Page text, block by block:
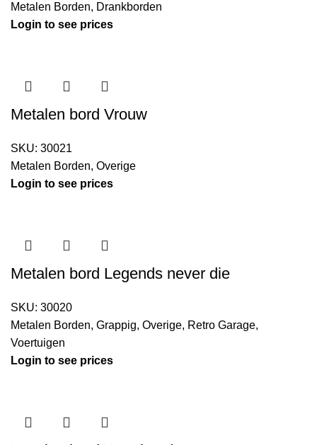
Metalen Borden, Drankborden
Login to see prices
Metalen bord Vrouw
SKU: 30021
Metalen Borden, Overige
Login to see prices
Metalen bord Legends never die
SKU: 30020
Metalen Borden, Grappig, Overige, Retro Garage,
Voertuigen
Login to see prices